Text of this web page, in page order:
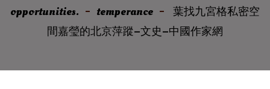
opportunities.
temperance
葉找九宮格私密空
間嘉瑩的北京萍蹤–文史–中國作家網